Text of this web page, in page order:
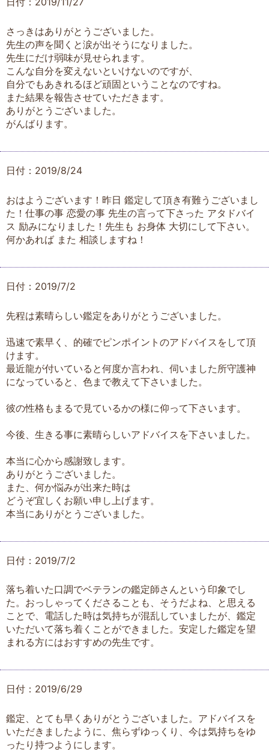
さっきはありがとうございました。
先生の声を聞くと涙が出そうになりました。
先生にだけ弱味が見せられます。
こんな自分を変えないといけないのですが、
自分でもあきれるほど頑固ということなのですね。
また結果を報告させていただきます。
ありがとうございました。
がんばります。
日付：2019/8/24
おはようございます！昨日 鑑定して頂き有難うございまし
た！仕事の事 恋愛の事 先生の言って下さった アタドバイ
ス 励みになりました！先生も お身体 大切にして下さい。
何かあれば また 相談しますね！
日付：2019/7/2
先程は素晴らしい鑑定をありがとうございました。
迅速で素早く、的確でピンポイントのアドバイスをして頂
けます。
最近龍が付いていると何度か言われ、伺いました所守護神
になっていると、色まで教えて下さいました。
彼の性格もまるで見ているかの様に仰って下さいます。
今後、生きる事に素晴らしいアドバイスを下さいました。
本当に心から感謝致します。
ありがとうございました。
また、何か悩みが出来た時は
どうぞ宜しくお願い申し上げます。
本当にありがとうございました。
日付：2019/7/2
落ち着いた口調でベテランの鑑定師さんという印象でし
た。おっしゃってくださることも、そうだよね、と思える
ことで、電話した時は気持ちが混乱していましたが、鑑定
いただいて落ち着くことができました。安定した鑑定を望
まれる方にはおすすめの先生です。
日付：2019/6/29
鑑定、とても早くありがとうございました。アドバイスを
いただきましたように、焦らずゆっくり、今は気持ちをゆ
ったり持つようにします。